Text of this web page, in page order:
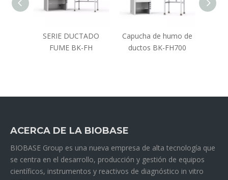
SERIE DUCTADO
FUME BK-FH
Capucha de humo de
ductos BK-FH700
ACERCA DE LA BIOBASE
BIOBASE Group es una nueva empresa de alta tecnología que
se centra en el desarrollo, producción y gestión de equipos
científicos, instrumentos y reactivos de diagnóstico in vitro